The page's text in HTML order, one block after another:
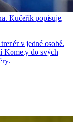
Kučeřík popisuje,
v jedné osobě.
Komety do svých